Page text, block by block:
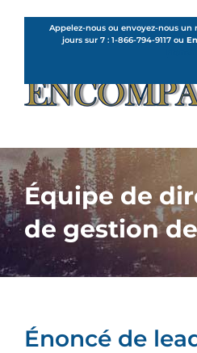
Appelez-nous ou envoyez-nous un
jours sur 7 : 1-866-794-9117 ou
Équipe de
de gestion
Énoncé de